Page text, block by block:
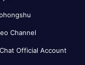
Channel
Official Account